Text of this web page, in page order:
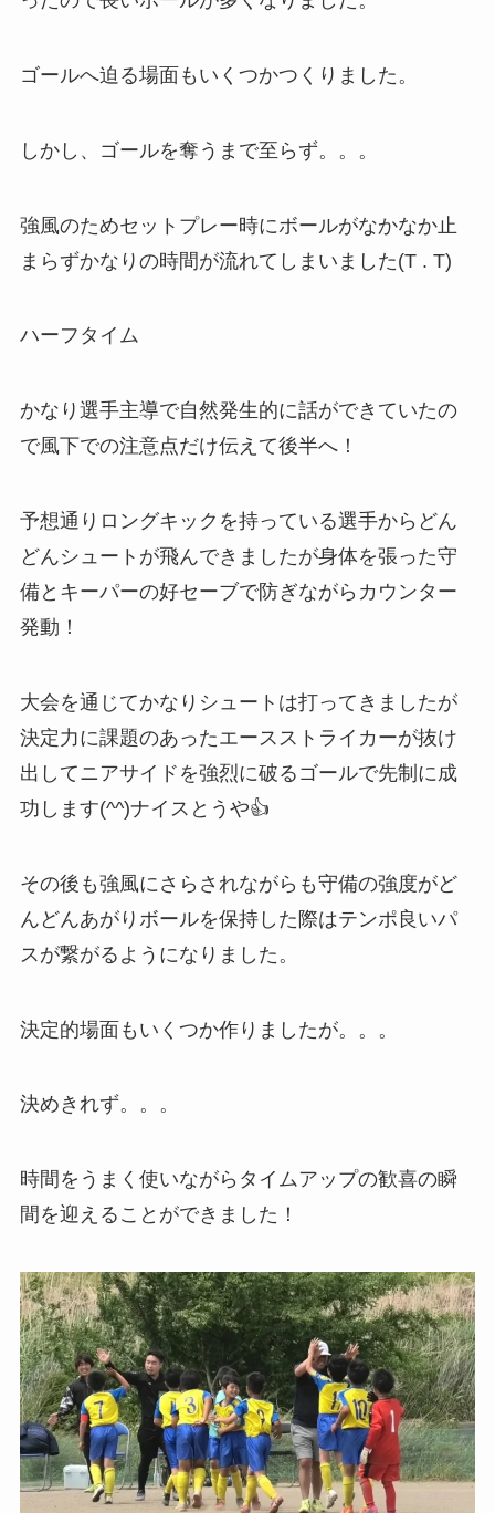
ゴールへ迫る場面もいくつかつくりました。
しかし、ゴールを奪うまで至らず。。。
強風のためセットプレー時にボールがなかなか止
まらずかなりの時間が流れてしまいました(T . T)
ハーフタイム
かなり選手主導で自然発生的に話ができていたの
で風下での注意点だけ伝えて後半へ！
予想通りロングキックを持っている選手からどん
どんシュートが飛んできましたが身体を張った守
備とキーパーの好セーブで防ぎながらカウンター
発動！
大会を通じてかなりシュートは打ってきましたが
決定力に課題のあったエースストライカーが抜け
出してニアサイドを強烈に破るゴールで先制に成
功します(^^)ナイスとうや👍
その後も強風にさらされながらも守備の強度がど
んどんあがりボールを保持した際はテンポ良いパ
スが繋がるようになりました。
決定的場面もいくつか作りましたが。。。
決めきれず。。。
時間をうまく使いながらタイムアップの歓喜の瞬
間を迎えることができました！